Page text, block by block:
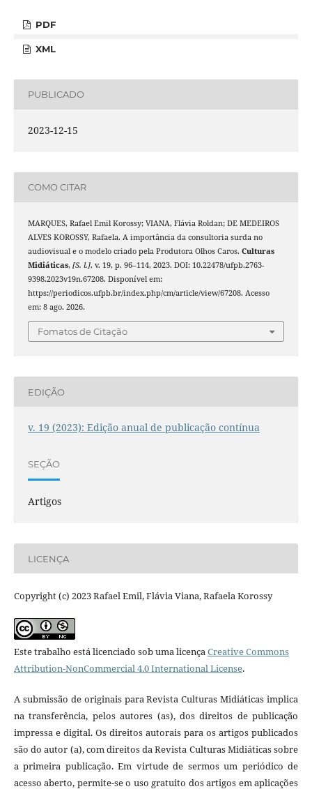
PDF
XML
PUBLICADO
2023-12-15
COMO CITAR
MARQUES, Rafael Emil Korossy; VIANA, Flávia Roldan; DE MEDEIROS
ALVES KOROSSY, Rafaela. A importância da consultoria surda no
audiovisual e o modelo criado pela Produtora Olhos Caros. Culturas
Midiáticas, [S. l.], v. 19, p. 96–114, 2023. DOI: 10.22478/ufpb.2763-
9398.2023v19n.67208. Disponível em:
https://periodicos.ufpb.br/index.php/cm/article/view/67208. Acesso
em: 8 ago. 2026.
Fomatos de Citação
EDIÇÃO
v. 19 (2023): Edição anual de publicação contínua
SEÇÃO
Artigos
LICENÇA
Copyright (c) 2023 Rafael Emil, Flávia Viana, Rafaela Korossy
Este trabalho está licenciado sob uma licençaCreative Commons
Attribution-NonCommercial 4.0 International License.
A submissão de originais para Revista Culturas Midiáticas implica
na transferência, pelos autores (as), dos direitos de publicação
impressa e digital. Os direitos autorais para os artigos publicados
são do autor (a), com direitos da Revista Culturas Midiáticas sobre
a primeira publicação. Em virtude de sermos um periódico de
acesso aberto, permite-se o uso gratuito dos artigos em aplicações